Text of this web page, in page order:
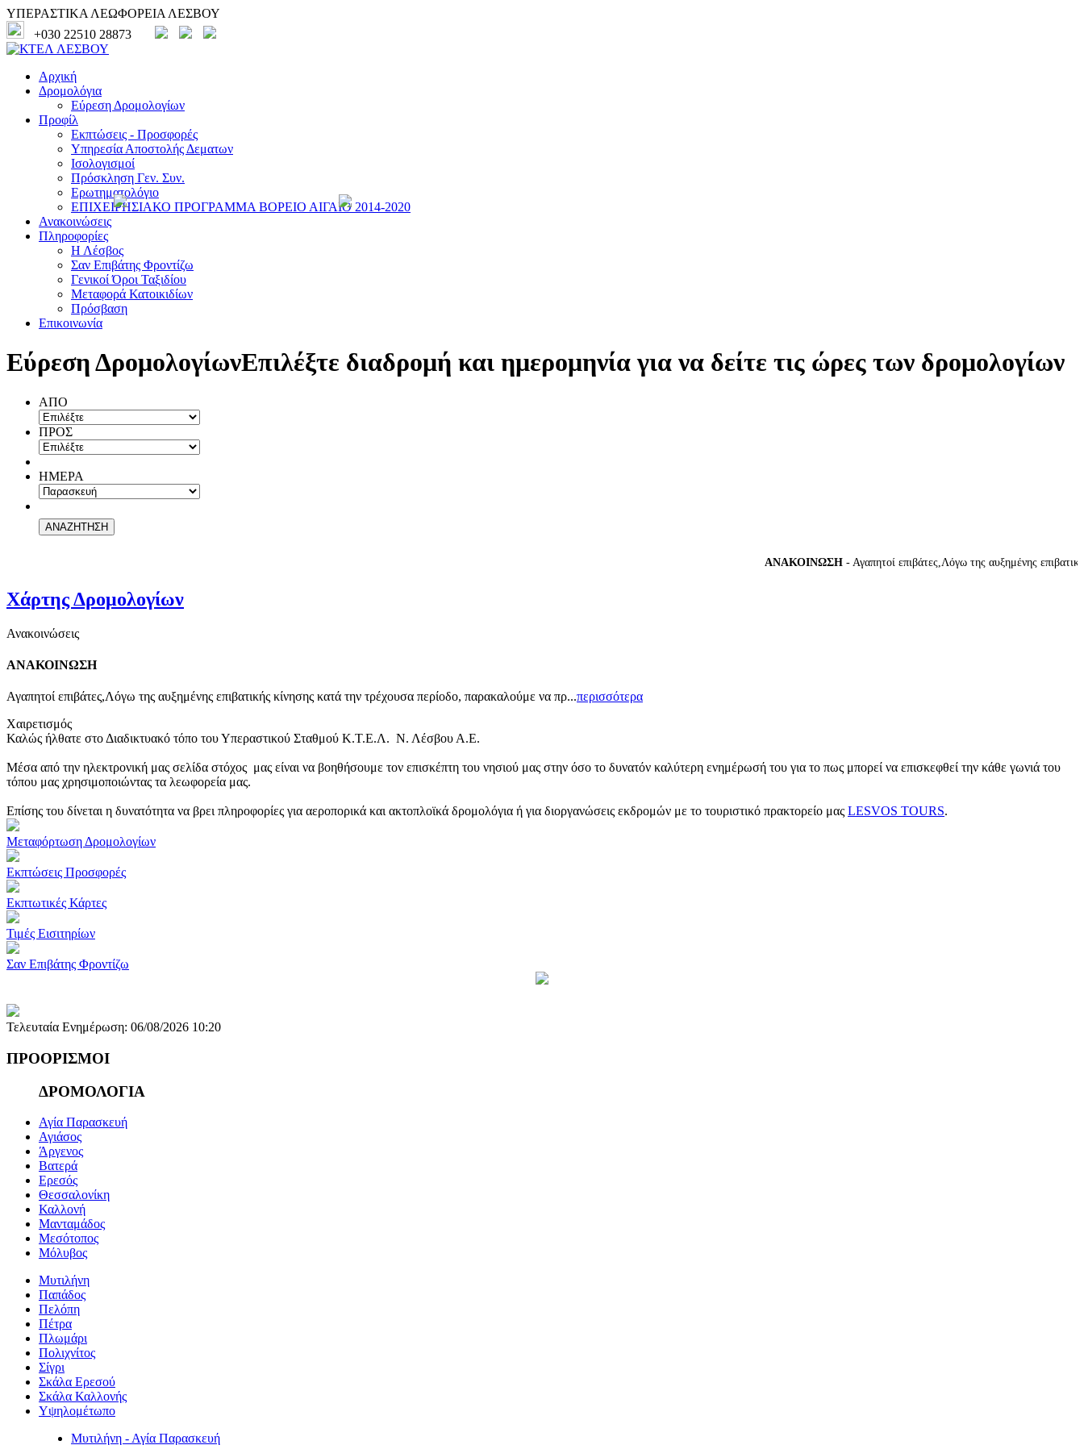
ΥΠΕΡΑΣΤΙΚΑ ΛΕΩΦΟΡΕΙΑ ΛΕΣΒΟΥ
+030 22510 28873
Αρχική
Δρομολόγια
Εύρεση Δρομολογίων
Προφίλ
Εκπτώσεις - Προσφορές
Υπηρεσία Αποστολής Δεματων
Ισολογισμοί
Πρόσκληση Γεν. Συν.
Ερωτηματολόγιο
ΕΠΙΧΕΙΡΗΣΙΑΚΟ ΠΡΟΓΡΑΜΜΑ ΒΟΡΕΙΟ ΑΙΓΑΙΟ 2014-2020
Ανακοινώσεις
Πληροφορίες
Η Λέσβος
Σαν Επιβάτης Φροντίζω
Γενικοί Όροι Ταξιδίου
Μεταφορά Κατοικιδίων
Πρόσβαση
Επικοινωνία
Εύρεση ΔρομολογίωνΕπιλέξτε διαδρομή και ημερομηνία για να δείτε τις ώρες των δρομολογίων
ΑΠΟ
ΠΡΟΣ
ΗΜΕΡΑ
ΑΝΑΚΟΙΝΩΣΗ- Αγαπητοί επιβάτες,Λόγω της αυξημένης επιβατικής
Χάρτης Δρομολογίων
Ανακοινώσεις
ΑΝΑΚΟΙΝΩΣΗ
Αγαπητοί επιβάτες,Λόγω της αυξημένης επιβατικής κίνησης κατά την τρέχουσα περίοδο, παρακαλούμε να πρ...περισσότερα
Χαιρετισμός
Καλώς ήλθατε στο Διαδικτυακό τόπο του Υπεραστικού Σταθμού Κ.Τ.Ε.Λ. Ν. Λέσβου Α.Ε.
Μέσα από την ηλεκτρονική μας σελίδα στόχος μας είναι να βοηθήσουμε τον επισκέπτη του νησιού μας στην όσο το δυνατόν καλύτερη ενημέρωσή του για το πως μπορεί να επισκεφθεί την κάθε γωνιά του
τόπου μας χρησιμοποιώντας τα λεωφορεία μας.
Επίσης του δίνεται η δυνατότητα να βρει πληροφορίες για αεροπορικά και ακτοπλοϊκά δρομολόγια ή για διοργανώσεις εκδρομών με το τουριστικό πρακτορείο μας LESVOS TOURS.
Μεταφόρτωση Δρομολογίων
Εκπτώσεις Προσφορές
Εκπτωτικές Κάρτες
Τιμές Εισιτηρίων
Σαν Επιβάτης Φροντίζω
Τελευταία Ενημέρωση: 06/08/2026 10:20
ΠΡΟΟΡΙΣΜΟΙ
ΔΡΟΜΟΛΟΓΙΑ
Αγία Παρασκευή
Αγιάσος
Άργενος
Βατερά
Ερεσός
Θεσσαλονίκη
Καλλονή
Μανταμάδος
Μεσότοπος
Μόλυβος
Μυτιλήνη
Παπάδος
Πελόπη
Πέτρα
Πλωμάρι
Πολιχνίτος
Σίγρι
Σκάλα Ερεσού
Σκάλα Καλλονής
Υψηλομέτωπο
Μυτιλήνη - Αγία Παρασκευή